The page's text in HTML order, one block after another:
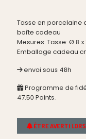
Tasse en porcelaine
boîte cadeau
Mesures: Tasse: Ø 8 x
Emballage cadeau
envoi sous 48h
Programme de
47.50 Points.
ÊTRE AVERTI